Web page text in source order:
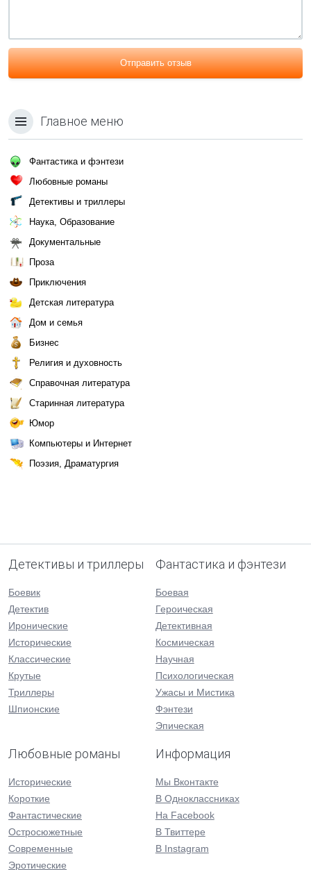
Отправить отзыв
Главное меню
Фантастика и фэнтези
Любовные романы
Детективы и триллеры
Наука, Образование
Документальные
Проза
Приключения
Детская литература
Дом и семья
Бизнес
Религия и духовность
Справочная литература
Старинная литература
Юмор
Компьютеры и Интернет
Поэзия, Драматургия
Детективы и триллеры
Боевик
Детектив
Иронические
Исторические
Классические
Крутые
Триллеры
Шпионские
Фантастика и фэнтези
Боевая
Героическая
Детективная
Космическая
Научная
Психологическая
Ужасы и Мистика
Фэнтези
Эпическая
Любовные романы
Исторические
Короткие
Фантастические
Остросюжетные
Современные
Эротические
Информация
Мы Вконтакте
В Одноклассниках
На Facebook
В Твиттере
В Instagram